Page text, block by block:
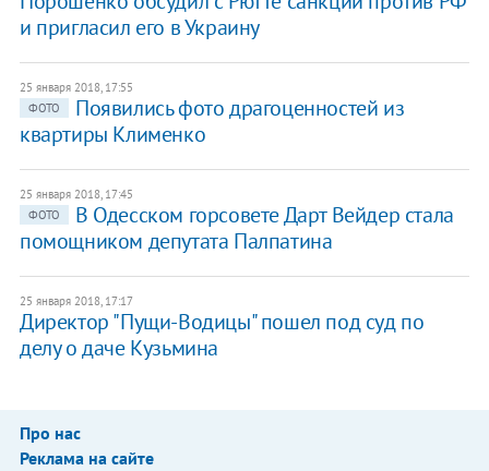
и пригласил его в Украину
25 января 2018, 17:55
ФОТО
Появились фото драгоценностей из
квартиры Клименко
25 января 2018, 17:45
ФОТО
В Одесском горсовете Дарт Вейдер стала
помощником депутата Палпатина
25 января 2018, 17:17
Директор "Пущи-Водицы" пошел под суд по
делу о даче Кузьмина
Про нас
Реклама на сайте